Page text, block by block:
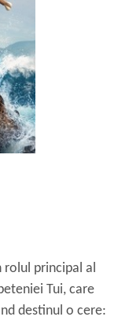
rolul principal al
Tui, care
destinul o cere: